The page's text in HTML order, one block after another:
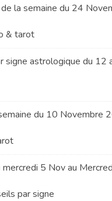
la semaine du 24
& tarot
signe astrologique du 12
du 10 Novembre
mercredi 5 Nov au
par signe